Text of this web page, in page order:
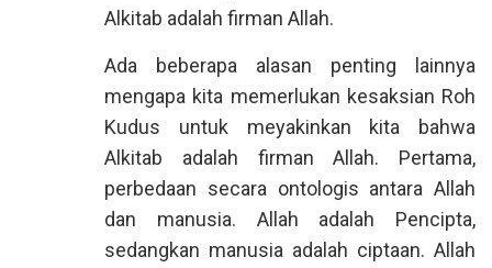
Alkitab adalah firman Allah.
Ada beberapa alasan penting lainnya
mengapa kita memerlukan kesaksian Roh
Kudus untuk meyakinkan kita bahwa
Alkitab adalah firman Allah. Pertama,
perbedaan secara ontologis antara Allah
dan manusia. Allah adalah Pencipta,
sedangkan manusia adalah ciptaan. Allah